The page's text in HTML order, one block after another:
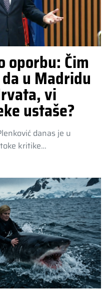
oporbu: Čim
u Madridu
vi
ustaše?
danas je u
kritike…